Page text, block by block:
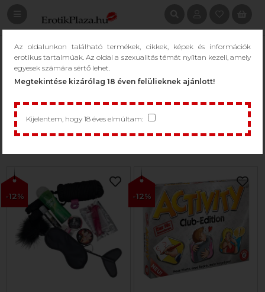
Az oldalunkon található termékek, cikkek, képek és információk
erotikus tartalmúak. Az oldal a szexualitás témát nyíltan kezeli, amely
egyesek számára sértő lehet.
Megtekintése kizárólag 18 éven felülieknek ajánlott!
Kijelentem, hogy 18 éves elmúltam:
KERESÉS: TÁRSASJÁTÉK
/Keresés: Társasjáték
1 - 49 / 83 termék
-12% -12%